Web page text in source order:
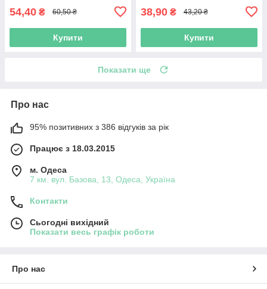
54,40 ₴ 60,50 ₴
Купити
38,90 ₴ 43,20 ₴
Купити
Показати ще
Про нас
95% позитивних з 386 відгуків за рік
Працює з 18.03.2015
м. Одеса
7 км. вул. Базова, 13, Одеса, Україна
Контакти
Сьогодні вихідний
Показати весь графік роботи
Про нас